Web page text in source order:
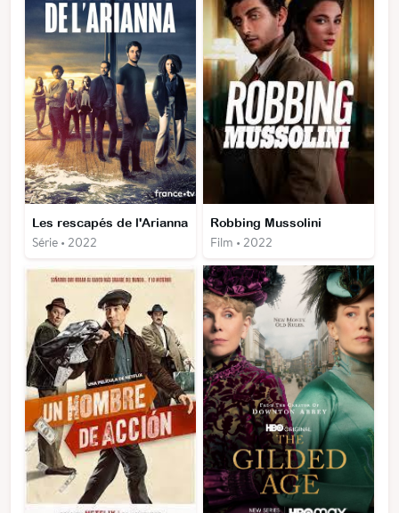
Les rescapés de l'Arianna
Série • 2022
Robbing Mussolini
Film • 2022